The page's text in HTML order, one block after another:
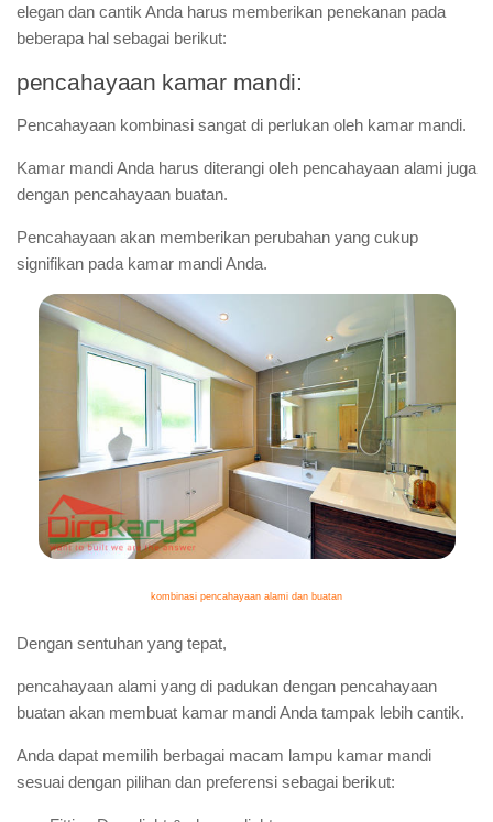
elegan dan cantik Anda harus memberikan penekanan pada
beberapa hal sebagai berikut:
pencahayaan kamar mandi:
Pencahayaan kombinasi sangat di perlukan oleh kamar mandi.
Kamar mandi Anda harus diterangi oleh pencahayaan alami juga
dengan pencahayaan buatan.
Pencahayaan akan memberikan perubahan yang cukup
signifikan pada kamar mandi Anda.
kombinasi pencahayaan alami dan buatan
Dengan sentuhan yang tepat,
pencahayaan alami yang di padukan dengan pencahayaan
buatan akan membuat kamar mandi Anda tampak lebih cantik.
Anda dapat memilih berbagai macam lampu kamar mandi
sesuai dengan pilihan dan preferensi sebagai berikut: